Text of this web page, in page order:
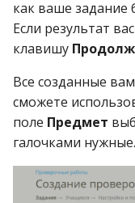
как ваше задание
Если результат
клавишу
Все созданные
сможете
поле Предмет
галочками нужные.